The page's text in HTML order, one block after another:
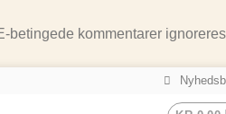
betingede kommentarer